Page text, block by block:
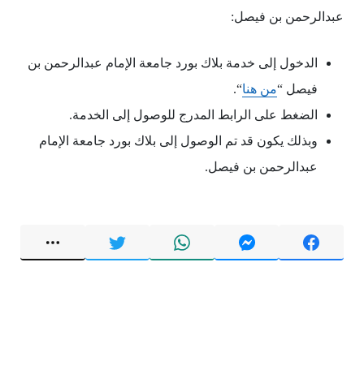
عبدالرحمن بن فيصل:
الدخول إلى خدمة بلاك بورد جامعة الإمام عبدالرحمن بن
فيصل “من هنا“.
الضغط على الرابط المدرج للوصول إلى الخدمة.
وبذلك يكون قد تم الوصول إلى بلاك بورد جامعة الإمام
عبدالرحمن بن فيصل.